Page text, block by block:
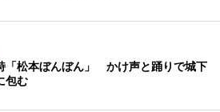
「松本ぼんぼん」 かけ声と踊りで城下
包む